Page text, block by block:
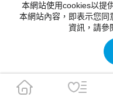
本網站使用cookies以提
本網站內容，即表示您同
資訊，請參